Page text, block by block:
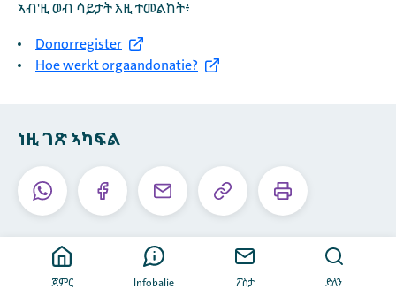
ጀምር Infobalie ፖስታ ድለን
ኣብ'ዚ ወብ ሳይታት እዚ ተመልከት፥
Donorregister
Hoe werkt orgaandonatie?
ነዚ ገጽ ኣካፍል
ዋትስኣፕ ፌስቡክ
ኢ-
ነዚ
URL
ነዚ
ገጽ